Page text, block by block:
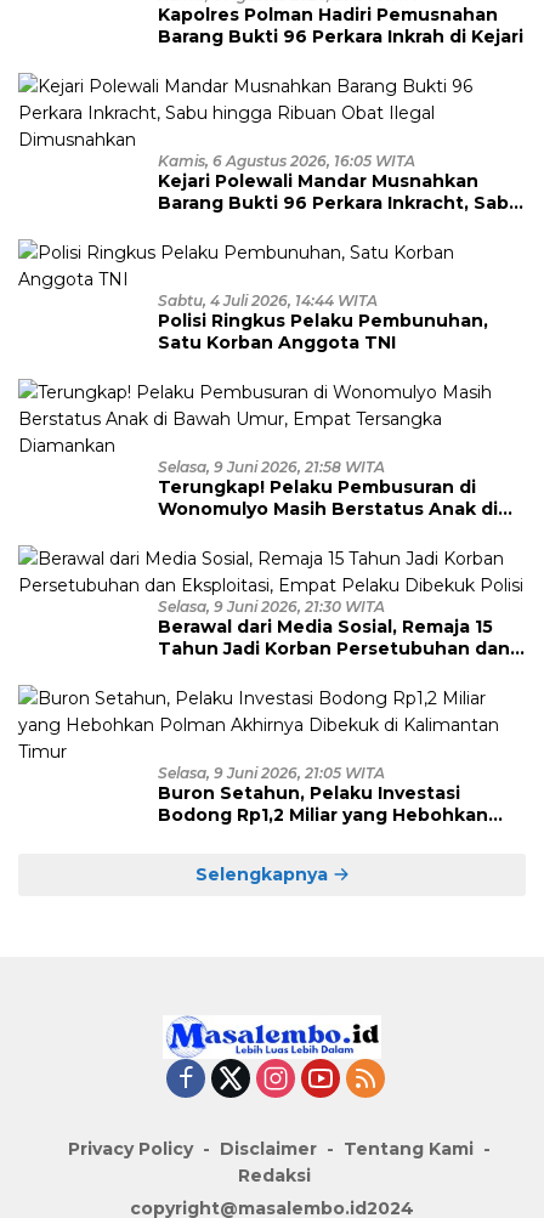
Kapolres Polman Hadiri Pemusnahan
Barang Bukti 96 Perkara Inkrah di Kejari
Kamis, 6 Agustus 2026, 16:05 WITA
Kejari Polewali Mandar Musnahkan
Barang Bukti 96 Perkara Inkracht, Sabu
Dimusnahkan
Sabtu, 4 Juli 2026, 14:44 WITA
Polisi Ringkus Pelaku Pembunuhan,
Satu Korban Anggota TNI
Selasa, 9 Juni 2026, 21:58 WITA
Terungkap! Pelaku Pembusuran di
Wonomulyo Masih Berstatus Anak di
Diamankan
Selasa, 9 Juni 2026, 21:30 WITA
Berawal dari Media Sosial, Remaja 15
Tahun Jadi Korban Persetubuhan dan
Polisi
Selasa, 9 Juni 2026, 21:05 WITA
Buron Setahun, Pelaku Investasi
Bodong Rp1,2 Miliar yang Hebohkan
Selengkapnya
Privacy Policy Disclaimer
Tentang Kami
Redaksi
copyright@masalembo.id2024